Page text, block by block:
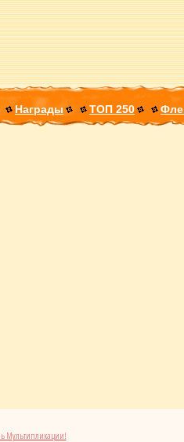
Награды ТОП 250
Мультипликации!